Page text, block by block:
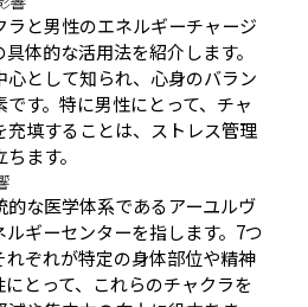
と男性のエネルギーチャージ
体的な活用法を紹介します。
として知られ、心身のバラン
す。特に男性にとって、チャ
填することは、ストレス管理
ます。
な医学体系であるアーユルヴ
ギーセンターを指します。7つ
ぞれが特定の身体部位や精神
とって、これらのチャクラを